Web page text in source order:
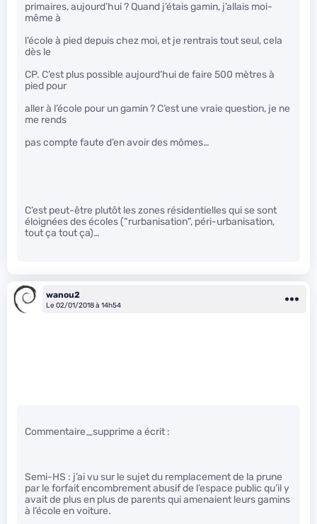
primaires, aujourd’hui ? Quand j’étais gamin, j’allais moi-
même à
l’école à pied depuis chez moi, et je rentrais tout seul, cela
dès le
CP. C’est plus possible aujourd’hui de faire 500 mètres à
pied pour
aller à l’école pour un gamin ? C’est une vraie question, je ne
me rends
pas compte faute d’en avoir des mômes…
C’est peut-être plutôt les zones résidentielles qui se sont
éloignées des écoles (“rurbanisation”, péri-urbanisation,
tout ça tout ça)…
wanou2
Le 02/01/2018 à 14h54
Commentaire_supprime a écrit :
Semi-HS : j’ai vu sur le sujet du remplacement de la prune
par le forfait encombrement abusif de l’espace public qu’il y
avait de plus en plus de parents qui amenaient leurs gamins
à l’école en voiture.